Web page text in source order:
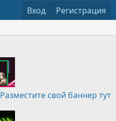
Вход Регистрация
Разместите свой баннер тут